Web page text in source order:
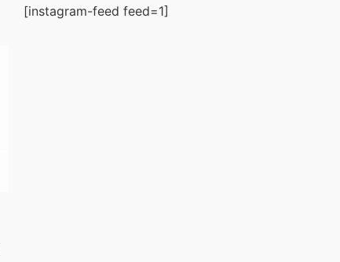
[instagram-feed feed=1]